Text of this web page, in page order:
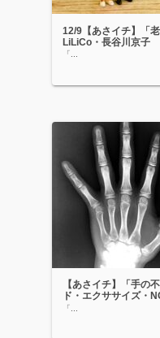
12/9【あさイチ】「
LiLiCo・長谷川京子
「...
【あさイチ】「手の
ド・エクササイズ・
「...